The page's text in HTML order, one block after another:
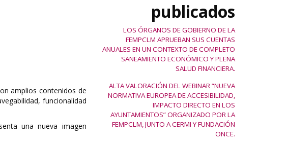
amplios contenidos de
funcionalidad
una nueva imagen
publicados
LOS ÓRGANOS DE GOBIERNO DE LA
FEMPCLM APRUEBAN SUS CUENTAS
ANUALES EN UN CONTEXTO DE COMPLETO
SANEAMIENTO ECONÓMICO Y PLENA
SALUD FINANCIERA.
ALTA VALORACIÓN DEL WEBINAR “NUEVA
NORMATIVA EUROPEA DE ACCESIBILIDAD,
IMPACTO DIRECTO EN LOS
AYUNTAMIENTOS” ORGANIZADO POR LA
FEMPCLM, JUNTO A CERMI Y FUNDACIÓN
ONCE.